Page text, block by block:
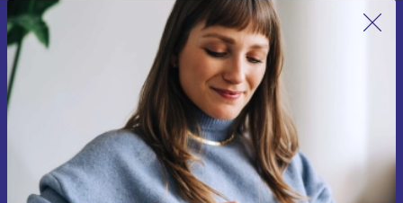
Liity ensimmäistä kertaa uutiskirjeen
tilaajaksi ja säästä 15 €!
Älä missaa enää yhtäkään tarjousta.
Pyydä etukuponki